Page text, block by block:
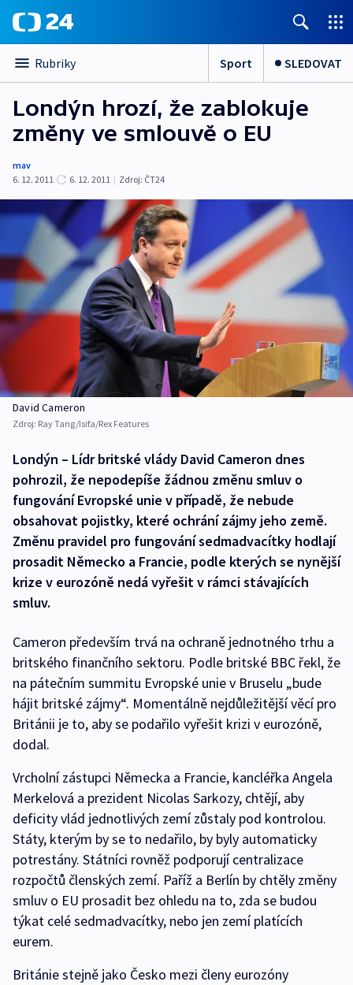
Rubriky Sport SLEDOVAT
Londýn hrozí, že zablokuje
změny ve smlouvě o EU
mav
6. 12. 2011
6. 12. 2011 | Zdroj: ČT24
David Cameron
Zdroj: Ray Tang/Isifa/Rex Features
Londýn – Lídr britské vlády David Cameron dnes
pohrozil, že nepodepíše žádnou změnu smluv o
fungování Evropské unie v případě, že nebude
obsahovat pojistky, které ochrání zájmy jeho země.
Změnu pravidel pro fungování sedmadvacítky hodlají
prosadit Německo a Francie, podle kterých se nynější
krize v eurozóně nedá vyřešit v rámci stávajících
smluv.
Cameron především trvá na ochraně jednotného trhu a
britského finančního sektoru. Podle britské BBC řekl, že
na pátečním summitu Evropské unie v Bruselu „bude
hájit britské zájmy“. Momentálně nejdůležitější věcí pro
Británii je to, aby se podařilo vyřešit krizi v eurozóně,
dodal.
Vrcholní zástupci Německa a Francie, kancléřka Angela
Merkelová a prezident Nicolas Sarkozy, chtějí, aby
deficity vlád jednotlivých zemí zůstaly pod kontrolou.
Státy, kterým by se to nedařilo, by byly automaticky
potrestány. Státníci rovněž podporují centralizace
rozpočtů členských zemí. Paříž a Berlín by chtěly změny
smluv o EU prosadit bez ohledu na to, zda se budou
týkat celé sedmadvacítky, nebo jen zemí platících
eurem.
Británie stejně jako Česko mezi členy eurozóny